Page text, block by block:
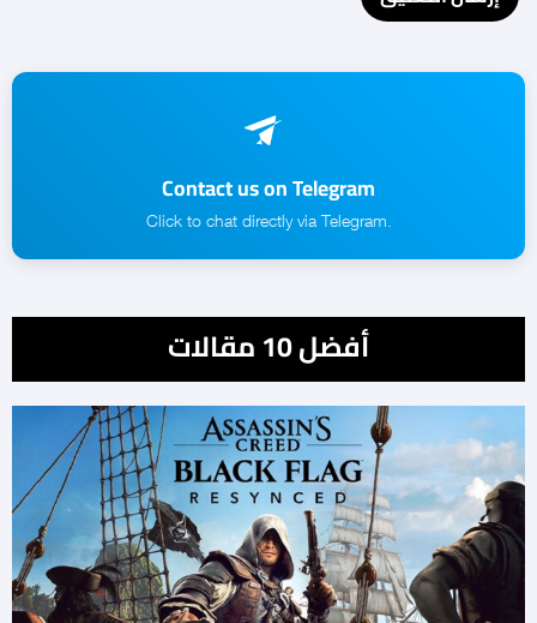
Contact us on Telegram
.Click to chat directly via Telegram
أفضل 10 مقالات